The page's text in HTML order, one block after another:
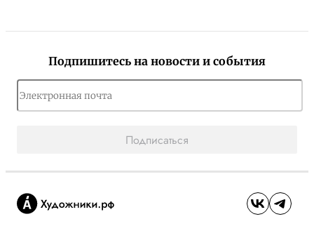
Подпишитесь на новости и события
Подписаться